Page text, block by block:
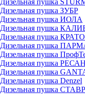
Дизельная пушка
Дизельная пушка ЗУБР
Дизельная пушка ИОЛА
Дизельная пушка
Дизельная пушка
Дизельная пушка
Дизельная пушка
Дизельная пушка
Дизельная пушка
Дизельная пушка Denzel
Дизельная пушка СТАВР